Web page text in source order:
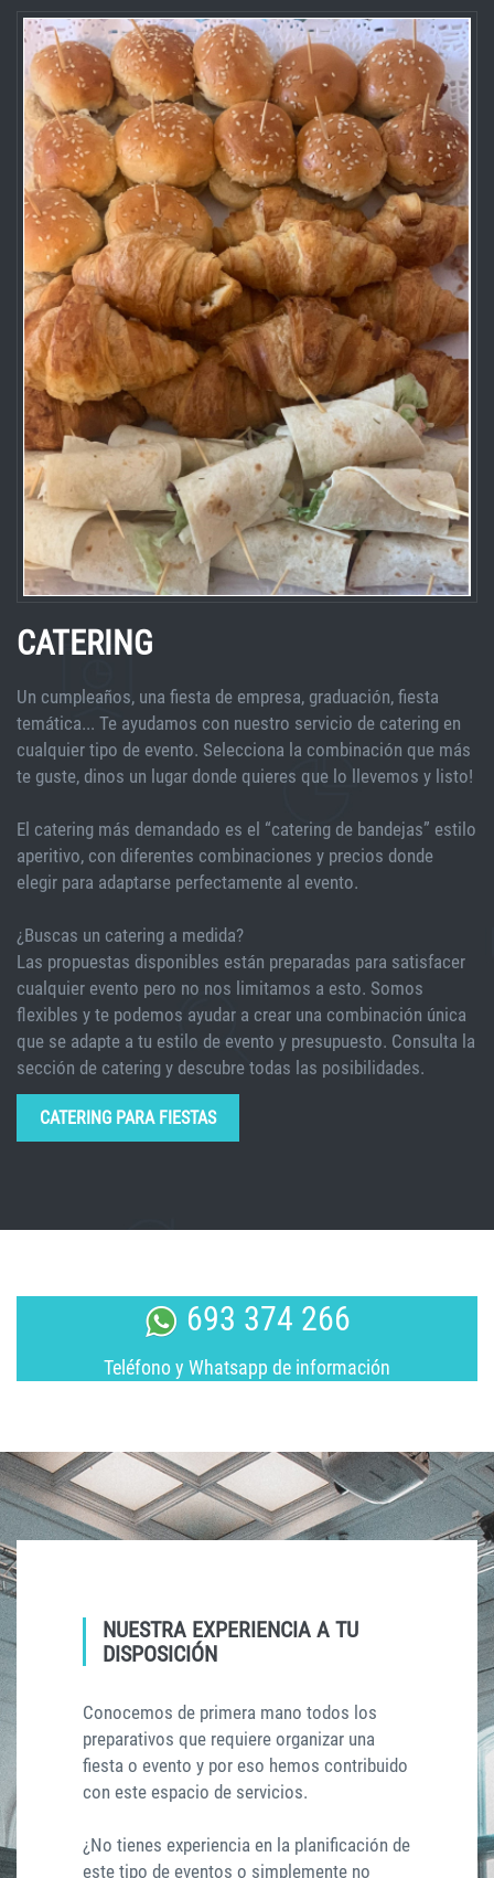
CATERING
Un cumpleaños, una fiesta de empresa, graduación, fiesta
temática... Te ayudamos con nuestro servicio de catering en
cualquier tipo de evento. Selecciona la combinación que más
te guste, dinos un lugar donde quieres que lo llevemos y listo!
El catering más demandado es el “catering de bandejas” estilo
aperitivo, con diferentes combinaciones y precios donde
elegir para adaptarse perfectamente al evento.
¿Buscas un catering a medida?
Las propuestas disponibles están preparadas para satisfacer
cualquier evento pero no nos limitamos a esto. Somos
flexibles y te podemos ayudar a crear una combinación única
que se adapte a tu estilo de evento y presupuesto. Consulta la
sección de catering y descubre todas las posibilidades.
CATERING PARA FIESTAS
693 374 266
Teléfono y Whatsapp de información
NUESTRA EXPERIENCIA A TU
DISPOSICIÓN
Conocemos de primera mano todos los
preparativos que requiere organizar una
fiesta o evento y por eso hemos contribuido
con este espacio de servicios.
¿No tienes experiencia en la planificación de
este tipo de eventos o simplemente no